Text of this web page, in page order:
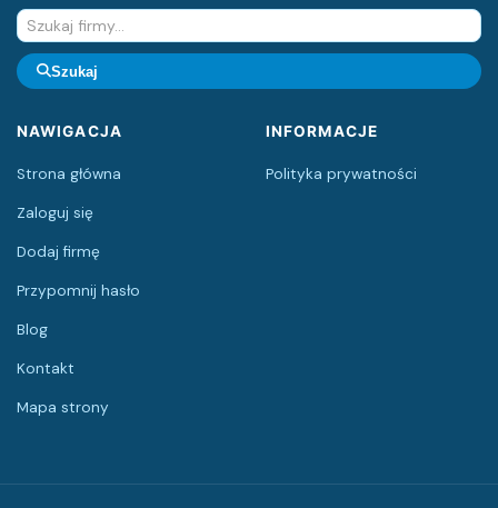
Szukaj
NAWIGACJA
Strona główna
Zaloguj się
Dodaj firmę
Przypomnij hasło
Blog
Kontakt
Mapa strony
INFORMACJE
Polityka prywatności